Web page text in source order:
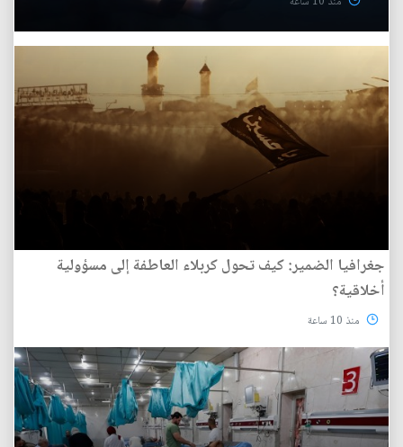
جغرافيا الضمير: كيف تحول كربلاء العاطفة إلى مسؤولية
أخلاقية؟
منذ 10 ساعة